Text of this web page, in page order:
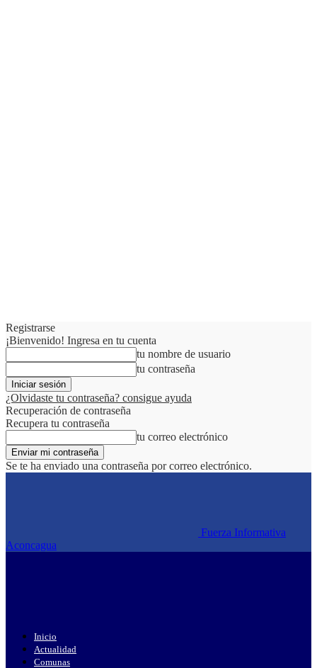
Registrarse
¡Bienvenido! Ingresa en tu cuenta
tu nombre de usuario
tu contraseña
¿Olvidaste tu contraseña? consigue ayuda
Recuperación de contraseña
Recupera tu contraseña
tu correo electrónico
Se te ha enviado una contraseña por correo electrónico.
Fuerza Informativa
Aconcagua
Inicio
Actualidad
Comunas